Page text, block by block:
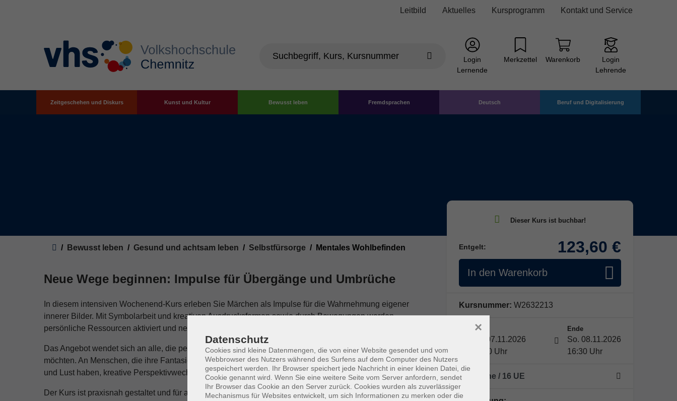
Zum Hauptinhalt springen
Leitbild Aktuelles Kursprogramm Kontakt und Service
Login
Lernende
Merkzettel Warenkorb
Login
Lehrende
Zeitgeschehen und Diskurs Kunst und Kultur Bewusst leben Fremdsprachen Deutsch Beruf und Digitalisierung
Bewusst leben Gesund und achtsam leben Selbstfürsorge Mentales Wohlbefinden
Neue Wege beginnen: Impulse für Übergänge und Umbrüche
In diesem intensiven Wochenend-Kurs erleben Sie Märchen als Impulse für die Wahrnehmung eigener
innerer Bilder. Mit Symbolarbeit und kreativen Ausdrucksformen sowie durch Bewegungen werden
persönliche Ressourcen aktiviert und neue Perspektiven erfahrbar.
Das Angebot wendet sich an alle, die persönlich erlebte Übergänge oder Umbrüche kreativ bearbeiten
möchten. An Menschen, die ihre Fantasie, Ausdruckskraft und Körperwahrnehmung vertiefen möchten
und Lust haben, kreative Perspektivwechsel für ihre Lebensgestaltung zu erproben.
Der Kurs ist praxisnah gestaltet und für alle offen. Vorkenntnisse sind nicht erforderlich.
Entgelt: 123,60 €
In den Warenkorb
Kursnummer: W2632213
Start
Sa. 07.11.2026
10:00 Uhr
Ende
So. 08.11.2026
16:30 Uhr
2 Termine / 16 UE
Datenschutz
Cookies sind kleine Datenmengen, die von einer Website gesendet und vom
Webbrowser des Nutzers während des Surfens auf dem Computer des Nutzers
gespeichert werden. Ihr Browser speichert jede Nachricht in einer kleinen Datei, die
Cookie genannt wird. Wenn Sie eine weitere Seite vom Server anfordern, sendet
Ihr Browser das Cookie an den Server zurück. Cookies wurden als zuverlässiger
Mechanismus für Websites entwickelt, um sich Informationen zu merken oder die
×